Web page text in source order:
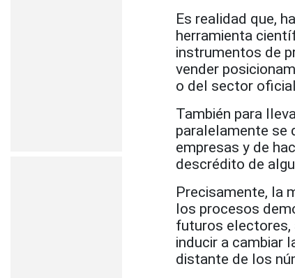
Es realidad que,
herramienta
instrumentos de
vender
o del sector
También para
paralelamente se
empresas y de
descrédito de
Precisamente, la
los procesos
futuros electores,
inducir a cambiar
distante de los